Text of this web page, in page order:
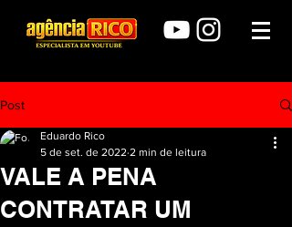
Post
VALE A PENA
CONTRATAR UM
Eduardo Rico
5 de set. de 2022 2 min de leitura